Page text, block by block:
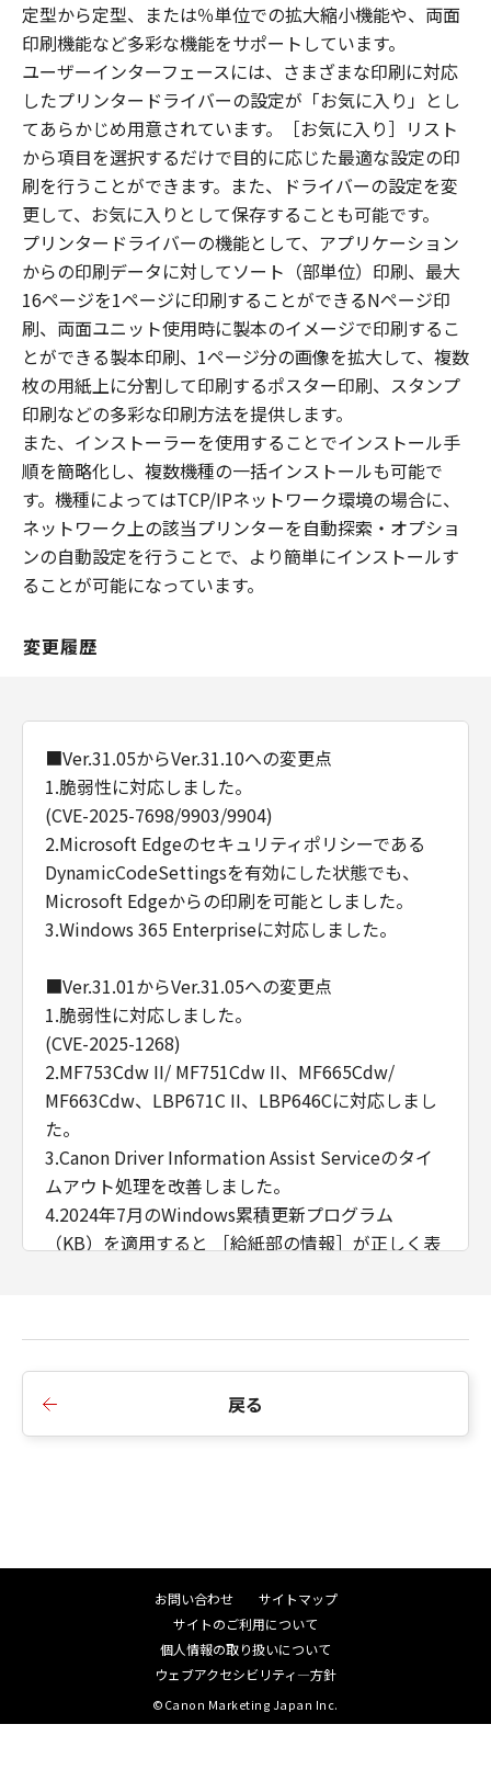
お客様は、日本国政府または該当国の政府よ
り必要な認可等を得ることなしに、「許諾ソフ
トウェア」の全部または一部を、直接または間
接に輸出してはなりません。
７．契約期間
(1) 本契約は、お客様が本契約とともに提供さ
れる同意を示すボタンをクリックし、または
「許諾ソフトウェア」をインストールした時点
で発効し、下記(2)または(3)により終了される
まで有効に存続します。
(2) お客様は、すべての「許諾ソフトウェア」
（そのバックアップコピーおよびインストール
済みの「ソフトウェア」、保存済みの「コンテ
ンツデータ」を含むが、「プリンター」にイン
ストール済みの「更新データ」は含まないもの
とします。以下同じ。）を消去することにより
本契約を終了させることができます。
(3) キヤノンは、お客様が本契約のいずれかの条
項に違反した場合、直ちに本契約を終了させる
ことができます。
(4) お客様は、上記(3)による本契約の終了後直
ちに、「許諾ソフトウェア」を消去するものと
(5) 第１条、第３条、第４条および第６条の規
８．分離可能性
(1) 本契約のいずれかの条項またはその一部が
法律により無効となっても、本契約のそれ以外
の部分は効力を有するものとします。
(2) 本契約は日本国法に準拠するものとします。
(3) 本契約に関わる紛争は、東京地方裁判所を
管轄裁判所として解決するものとします。
NOTICE
The Software is a "commercial item," as that
term is defined in 48 C.F.R. 2.101 (Oct 1995),
consisting of "commercial computer
software" and "commercial computer
software documentation," as such terms are
used in 48 C.F.R. 12.212 (Sept 1995).
Consistent with 48 C.F.R. 12.212 and 48 C.F.R.
227.7202-1 through 227.7202-4 (June 1995),
all U.S. Government End Users acquire the
Software with only those rights set forth
8501, Japan.
定型から定型、または％単位での拡大縮小機能や、両面
印刷機能など多彩な機能をサポートしています。
ユーザーインターフェースには、さまざまな印刷に対応
したプリンタードライバーの設定が「お気に入り」とし
てあらかじめ用意されています。［お気に入り］リスト
から項目を選択するだけで目的に応じた最適な設定の印
刷を行うことができます。また、ドライバーの設定を変
更して、お気に入りとして保存することも可能です。
プリンタードライバーの機能として、アプリケーション
からの印刷データに対してソート（部単位）印刷、最大
16ページを1ページに印刷することができるNページ印
刷、両面ユニット使用時に製本のイメージで印刷するこ
とができる製本印刷、1ページ分の画像を拡大して、複数
枚の用紙上に分割して印刷するポスター印刷、スタンプ
印刷などの多彩な印刷方法を提供します。
また、インストーラーを使用することでインストール手
順を簡略化し、複数機種の一括インストールも可能で
す。機種によってはTCP/IPネットワーク環境の場合に、
ネットワーク上の該当プリンターを自動探索・オプショ
ンの自動設定を行うことで、より簡単にインストールす
ることが可能になっています。
変更履歴
■Ver.31.05からVer.31.10への変更点
1.脆弱性に対応しました。
(CVE-2025-7698/9903/9904)
2.Microsoft Edgeのセキュリティポリシーである
DynamicCodeSettingsを有効にした状態でも、
Microsoft Edgeからの印刷を可能としました。
3.Windows 365 Enterpriseに対応しました。
■Ver.31.01からVer.31.05への変更点
1.脆弱性に対応しました。
(CVE-2025-1268)
2.MF753Cdw II/ MF751Cdw II、MF665Cdw/
MF663Cdw、LBP671C II、LBP646Cに対応しまし
た。
3.Canon Driver Information Assist Serviceのタイ
ムアウト処理を改善しました。
4.2024年7月のWindows累積更新プログラム
（KB）を適用すると ［給紙部の情報］が正しく表
れるアンインストーラーのバージョン表記をドラ
イバーのバージョン番号と同一にしました。
9.Windows 10用ドライバーにつきましては、OSメ
ーカーのサポートが既に終了しているため、新規
提供および、サポートを終了させていただきます。
※注意・制限事項に記載のエディションは除く
戻る
お問い合わせ
サイトマップ
サイトのご利用について
個人情報の取り扱いについて
ウェブアクセシビリティ―方針
©Canon Marketing Japan Inc.